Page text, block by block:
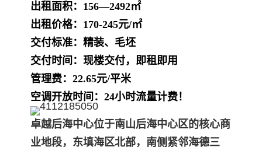
出租面积：156—2492㎡
出租价格：170-245元/㎡
交付标准：精装、毛坯
交付时间：现楼交付，即租即用
管理费：22.65元/平米
空调开放时间：24小时流量计费！
卓越后海中心位于南山后海中心区的核心商
业地段，东填海区北部，南侧紧邻海德三